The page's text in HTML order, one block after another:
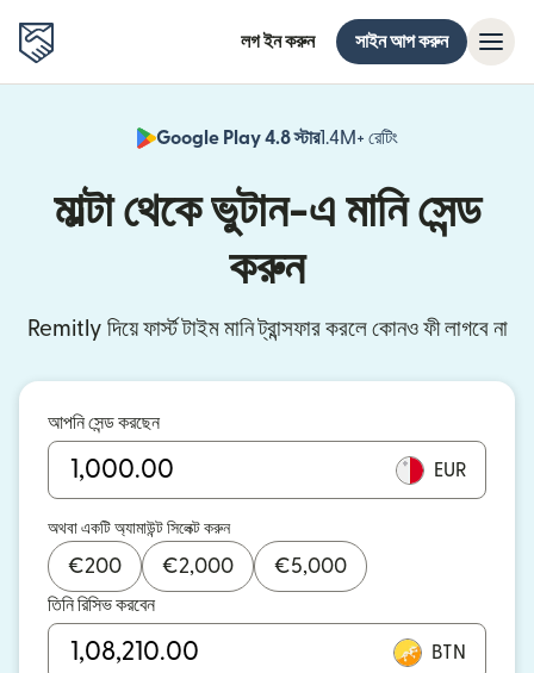
লগ ইন করুন সাইন আপ করুন
Google Play 4.8 স্টার1.4M+ রেটিং
মাল্টা থেকে ভুটান-এ মানি সেন্ড
করুন
Remitly দিয়ে ফার্স্ট টাইম মানি ট্রান্সফার করলে কোনও ফী লাগবে না
আপনি সেন্ড করছেন
EUR
অথবা একটি অ্যামাউন্ট সিলেক্ট করুন
€200 €2,000 €5,000
তিনি রিসিভ করবেন
BTN